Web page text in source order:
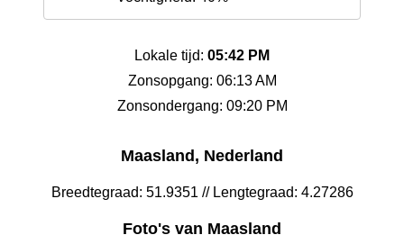
Lokale tijd: 05:42 PM
Zonsopgang: 06:13 AM
Zonsondergang: 09:20 PM
Maasland, Nederland
Breedtegraad: 51.9351 // Lengtegraad: 4.27286
Foto's van Maasland